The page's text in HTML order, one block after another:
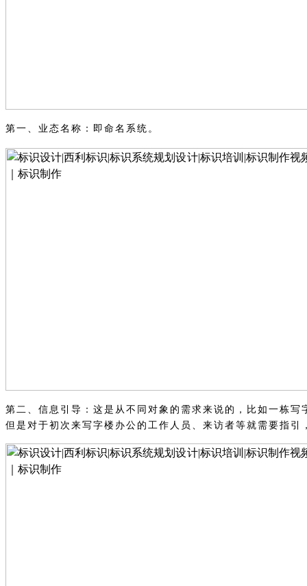
第一、 业态名称：即命名系统。
第二、 信息引导：这是从不同对象的需求来说的，比如一栋
但是对于初次来写字楼办公的工作人员、来访者等就需要指